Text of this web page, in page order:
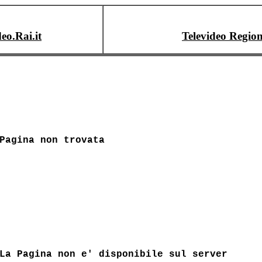
Televideo
Pagina non trovata
La Pagina non e' disponibile sul server